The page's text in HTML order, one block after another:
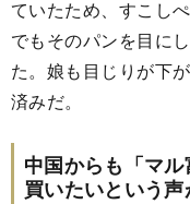
ていたため、すこし
でもそのパンを目に
た。娘も目じりが下
済みだ。
中国からも「マ
買いたいという声